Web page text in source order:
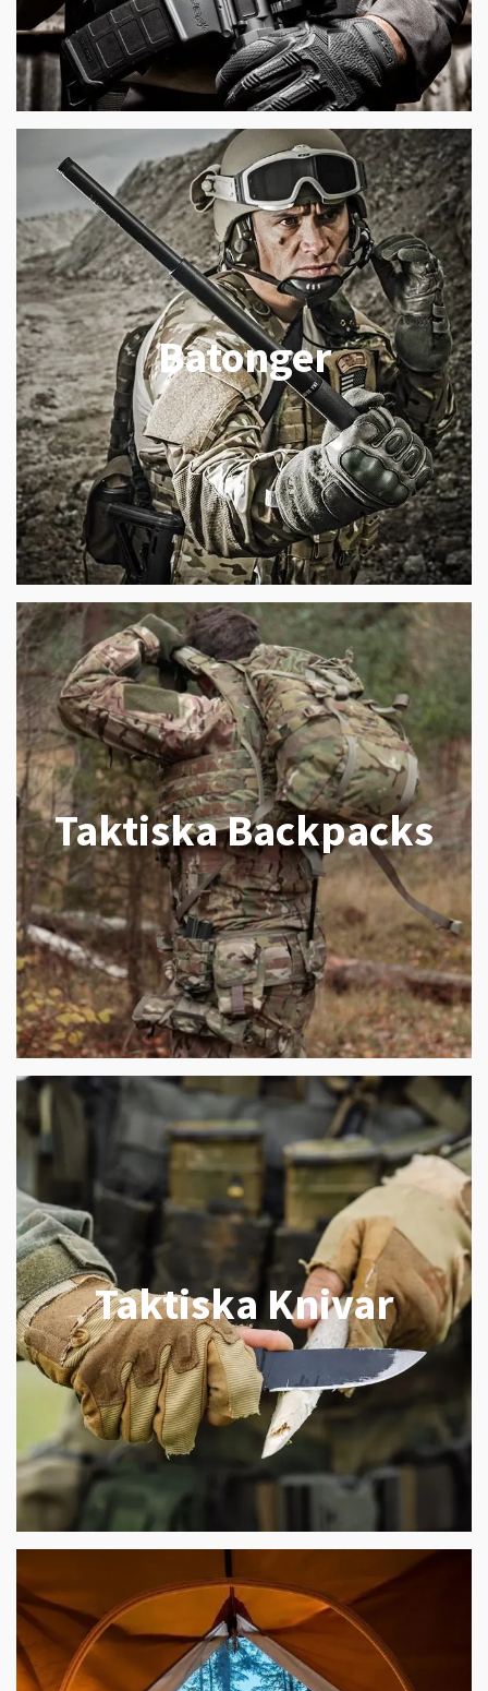
Batonger
Taktiska Backpacks
Taktiska Knivar